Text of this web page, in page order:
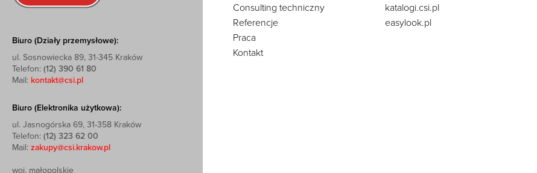
Biuro (Działy przemysłowe):
ul. Sosnowiecka 89, 31-345 Kraków
Telefon: (12) 390 61 80
Mail: kontakt@csi.pl
Biuro (Elektronika użytkowa):
ul. Jasnogórska 69, 31-358 Kraków
Telefon: (12) 323 62 00
Mail: zakupy@csi.krakow.pl
woj. małopolskie
Consulting techniczny
Referencje
Praca
Kontakt
katalogi.csi.pl
easylook.pl